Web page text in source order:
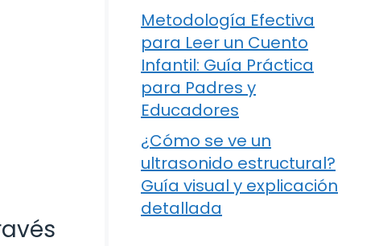
Metodología Efectiva
para Leer un Cuento
Infantil: Guía Práctica
para Padres y
Educadores
¿Cómo se ve un
ultrasonido estructural?
Guía visual y explicación
detallada